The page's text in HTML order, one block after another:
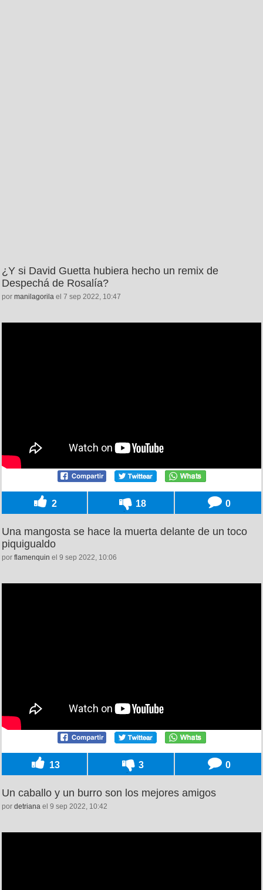
¿Y si David Guetta hubiera hecho un remix de
Despechá de Rosalía?
por manilagorila el 7 sep 2022, 10:47
2 18 0
Una mangosta se hace la muerta delante de un toco
piquigualdo
por flamenquin el 9 sep 2022, 10:06
13 3 0
Un caballo y un burro son los mejores amigos
por detriana el 9 sep 2022, 10:42